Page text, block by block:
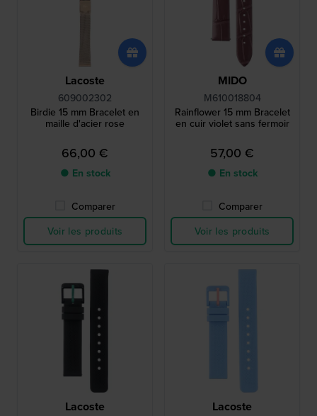
Lacoste
609002302
Birdie 15 mm Bracelet en
maille d'acier rose
66,00 €
● En stock
Comparer
Voir les produits
MIDO
M610018804
Rainflower 15 mm Bracelet
en cuir violet sans fermoir
57,00 €
● En stock
Comparer
Voir les produits
Lacoste Lacoste